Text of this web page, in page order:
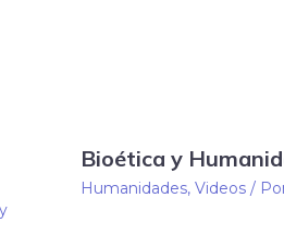
Bioética y
Humanidades, Videos/